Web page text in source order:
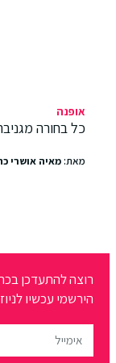
אופנה
כל בחורה
מאת:מאיה אושרי כהן
רוצה להתעדכן
הירשמי עכשיו